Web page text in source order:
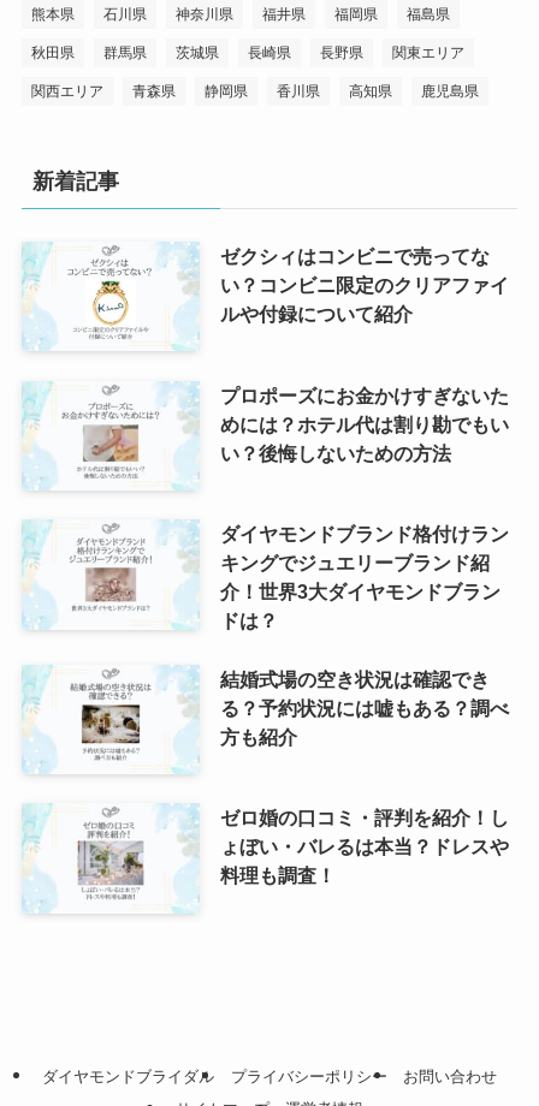
熊本県 石川県 神奈川県 福井県 福岡県 福島県
秋田県 群馬県 茨城県 長崎県 長野県 関東エリア
関西エリア 青森県 静岡県 香川県 高知県 鹿児島県
新着記事
ゼクシィはコンビニで売ってな
い？コンビニ限定のクリアファイ
ルや付録について紹介
プロポーズにお金かけすぎないた
めには？ホテル代は割り勘でもい
い？後悔しないための方法
ダイヤモンドブランド格付けラン
キングでジュエリーブランド紹
介！世界3大ダイヤモンドブラン
ドは？
結婚式場の空き状況は確認でき
る？予約状況には嘘もある？調べ
方も紹介
ゼロ婚の口コミ・評判を紹介！し
ょぼい・バレるは本当？ドレスや
料理も調査！
ダイヤモンドブライダル プライバシーポリシー
お問い合わせ